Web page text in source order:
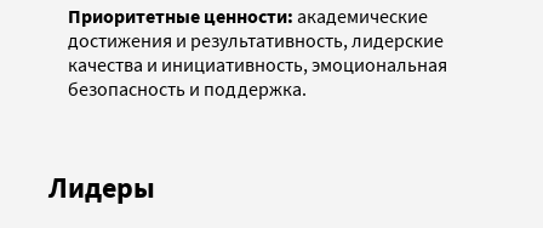
Приоритетные ценности: академические
достижения и результативность, лидерские
качества и инициативность, эмоциональная
безопасность и поддержка.
Лидеры